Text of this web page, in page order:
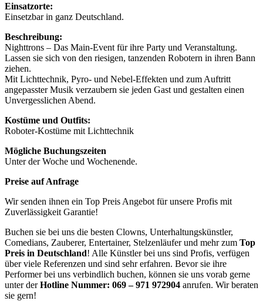
Einsatzorte:
Einsetzbar in ganz Deutschland.
Beschreibung:
Nighttrons – Das Main-Event für ihre Party und Veranstaltung.
Lassen sie sich von den riesigen, tanzenden Robotern in ihren Bann
ziehen.
Mit Lichttechnik, Pyro- und Nebel-Effekten und zum Auftritt
angepasster Musik verzaubern sie jeden Gast und gestalten einen
Unvergesslichen Abend.
Kostüme und Outfits:
Roboter-Kostüme mit Lichttechnik
Mögliche Buchungszeiten
Unter der Woche und Wochenende.
Preise auf Anfrage
Wir senden ihnen ein Top Preis Angebot für unsere Profis mit
Zuverlässigkeit Garantie!
Buchen sie bei uns die besten Clowns, Unterhaltungskünstler,
Comedians, Zauberer, Entertainer, Stelzenläufer und mehr zum Top
Preis in Deutschland! Alle Künstler bei uns sind Profis, verfügen
über viele Referenzen und sind sehr erfahren. Bevor sie ihre
Performer bei uns verbindlich buchen, können sie uns vorab gerne
unter derHotline Nummer: 069 – 971 972904 anrufen. Wir beraten
sie gern!